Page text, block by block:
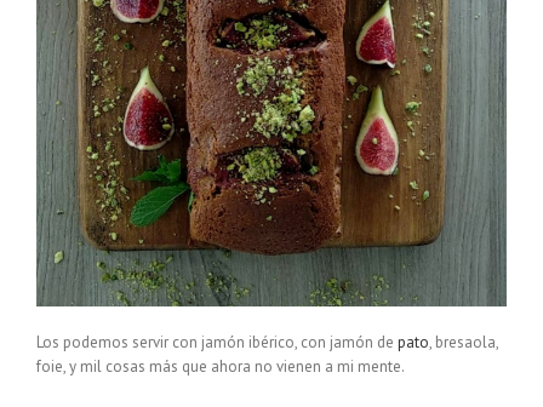
Los podemos servir con jamón ibérico, con jamón de pato, bresaola,
foie, y mil cosas más que ahora no vienen a mi mente.